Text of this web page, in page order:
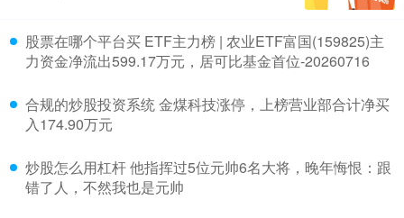
​股票在哪个平台买 ETF主力榜 | 农业ETF富国(159825)主
力资金净流出599.17万元，居可比基金首位-20260716
​合规的炒股投资系统 金煤科技涨停，上榜营业部合计净买
入174.90万元
​炒股怎么用杠杆 他指挥过5位元帅6名大将，晚年悔恨：跟
错了人，不然我也是元帅